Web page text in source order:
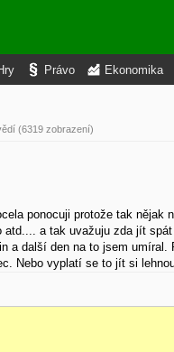
Právo Ekonomika
(6319 zobrazení)
ponocuji protože tak
a tak uvažuju zda jít
a další den na to jsem umíral.
Nebo vyplatí se to jít si